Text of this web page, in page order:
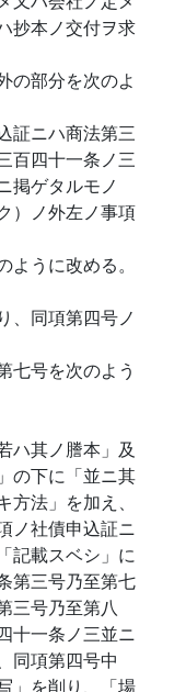
抄本ノ交付ヲ求
の部分を次のよ
証ニハ商法第三
百四十一条ノ三
掲ゲタルモノ
）ノ外左ノ事項
うに改める。
、同項第四号ノ
七号を次のよう
ハ其ノ謄本」及
の下に「並ニ其
法」を加え、
ノ社債申込証ニ
記載スベシ」に
第三号乃至第七
三号乃至第八
十一条ノ三並ニ
同項第四号中
」を削り、「場